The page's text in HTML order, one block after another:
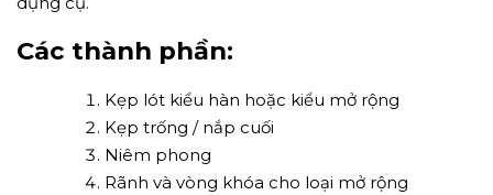
Các thành phần:
Kẹp lót kiểu hàn hoặc kiểu mở rộng
Kẹp trống / nắp cuối
Niêm phong
Rãnh và vòng khóa cho loại mở rộng